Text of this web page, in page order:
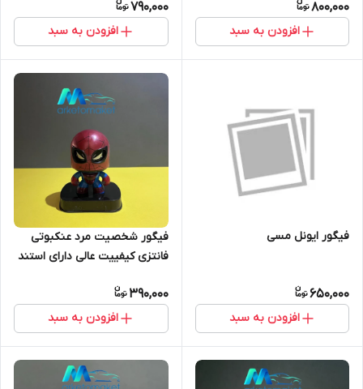
800,000
افزودن به سبد
790,000
افزودن به سبد
فیگور ایونل مسی
650,000
افزودن به سبد
فیگور شخصیت مرد عنکبوتی
فانتزی کیفییت عالی دارای استند
390,000
افزودن به سبد